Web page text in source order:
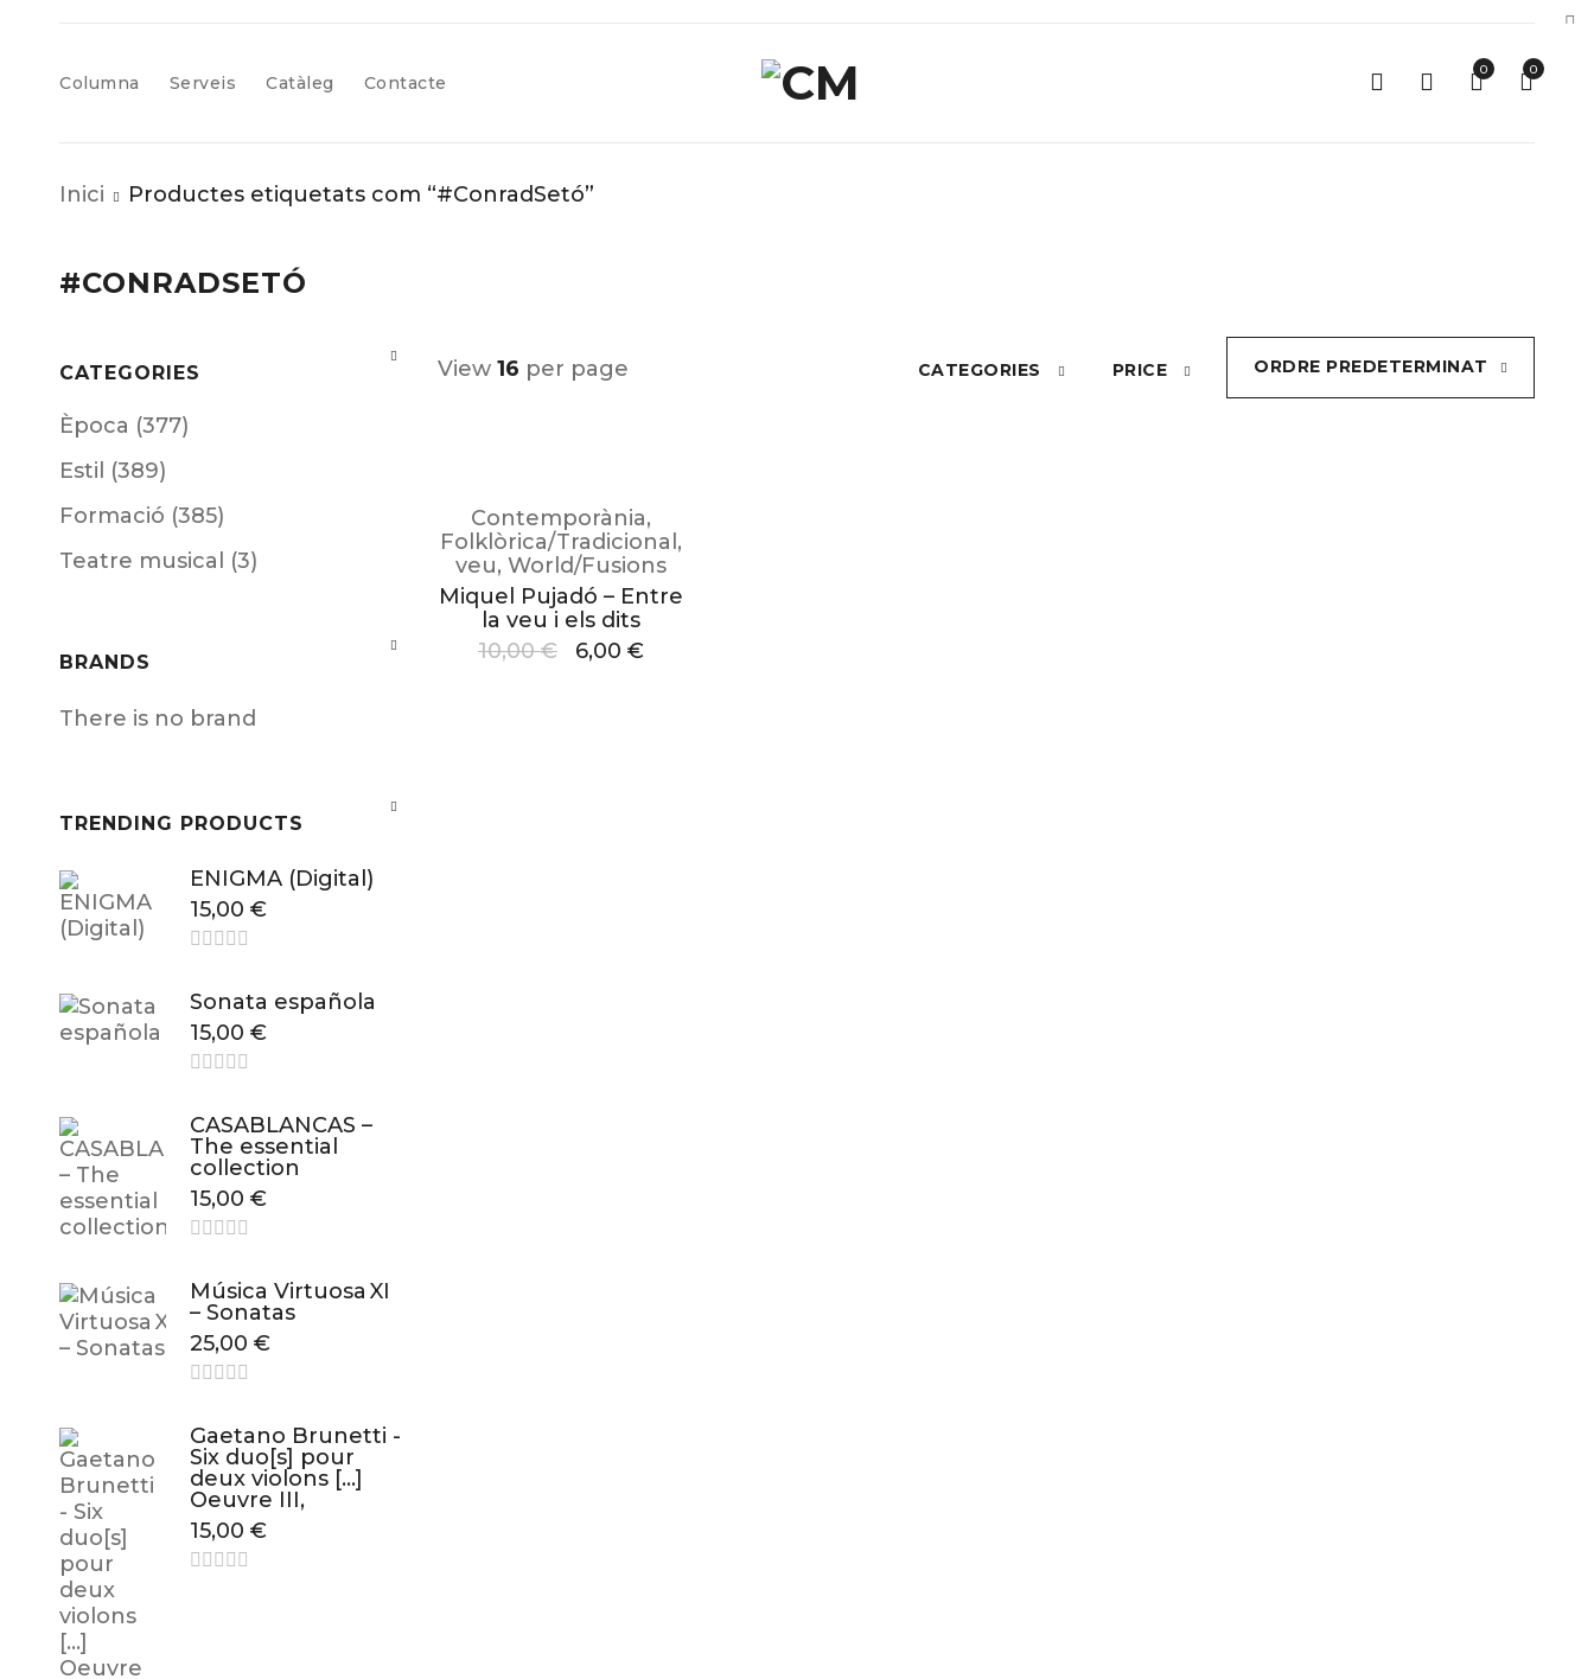
Columna Serveis Catàleg Contacte
0
0
Inici Productes etiquetats com “#ConradSetó”
#CONRADSETÓ
CATEGORIES
Època (377)
Estil (389)
Formació (385)
Teatre musical (3)
BRANDS
There is no brand
TRENDING PRODUCTS
ENIGMA (Digital)
15,00 €
Sonata española
15,00 €
CASABLANCAS –
The essential
collection
15,00 €
Música Virtuosa XI
– Sonatas
25,00 €
Gaetano Brunetti -
Six duo[s] pour
deux violons […]
Oeuvre III,
15,00 €
ORDRE PREDETERMINAT
View 16 per page CATEGORIES PRICE
Contemporània,
Folklòrica/Tradicional ,
veu, World/Fusions
Miquel Pujadó – Entre
la veu i els dits
10,00€ 6,00 €